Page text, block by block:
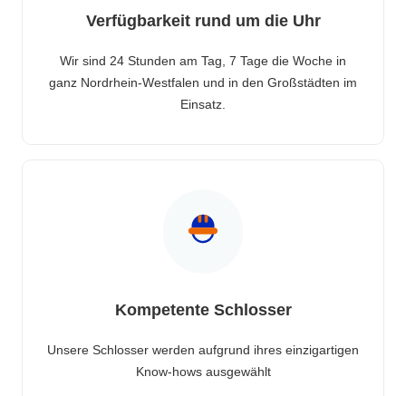
Verfügbarkeit rund um die Uhr
Wir sind 24 Stunden am Tag, 7 Tage die Woche in
ganz Nordrhein-Westfalen und in den Großstädten im
Einsatz.
Kompetente Schlosser
Unsere Schlosser werden aufgrund ihres einzigartigen
Know-hows ausgewählt